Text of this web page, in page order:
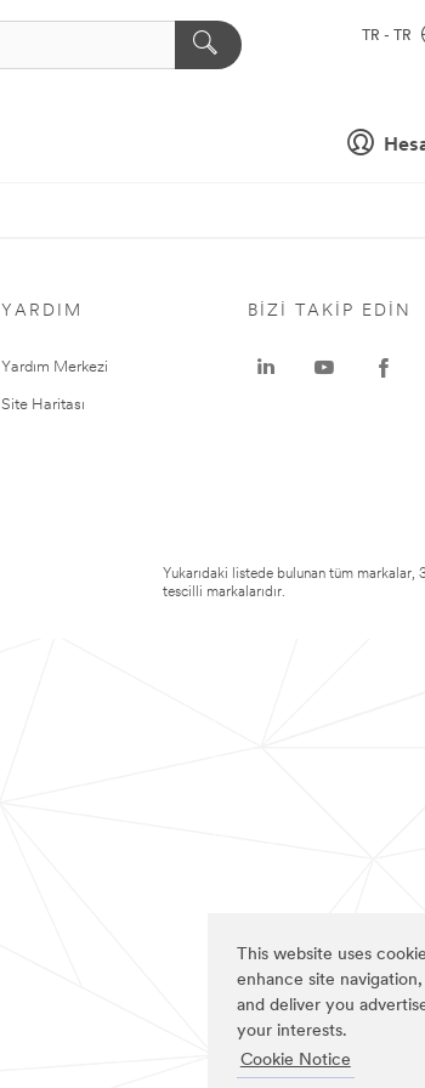
This website uses
enhance site
and deliver you
your interests.
Cookie Notice
TR - TR
YARDIM
Yardım Merkezi
Site Haritası
BIZI TAKIP EDIN
Yukarıdaki listede bulunan tüm markalar,
tescilli markalarıdır.